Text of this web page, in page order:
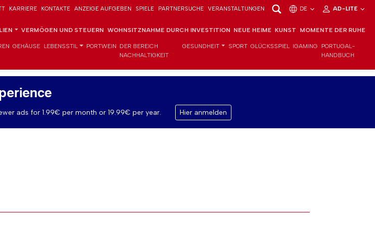
KARRIERE KONTAKTE ANZEIGE AUFGEBEN SPIELE PARTNERSUCHE VERANSTALTUNGEN DE AD-LITE
VERMÖGEN UND STEUERN WOHNSITZNAHME DURCH INVESTITION NEUE HEIME KUNST MOMENTE DER RUHE
GEHÄUSE LEBENSSTIL PORTWEIN DER BEREICH
NACHHALTIGKEIT
GESUNDHEIT SPORT GLÜCKSSPIEL IGAMING
PORTUGAL-
HANDBUCH
ads for 1.99€ per month or 19.99€ per year. Hier anmelden